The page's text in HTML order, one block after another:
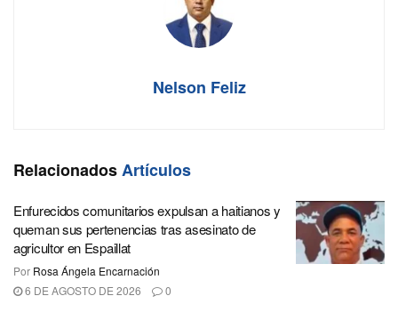
Nelson Feliz
RelacionadosArtículos
Enfurecidos comunitarios expulsan a haitianos y
queman sus pertenencias tras asesinato de
agricultor en Espaillat
Por Rosa Ángela Encarnación
6 DE AGOSTO DE 2026
0